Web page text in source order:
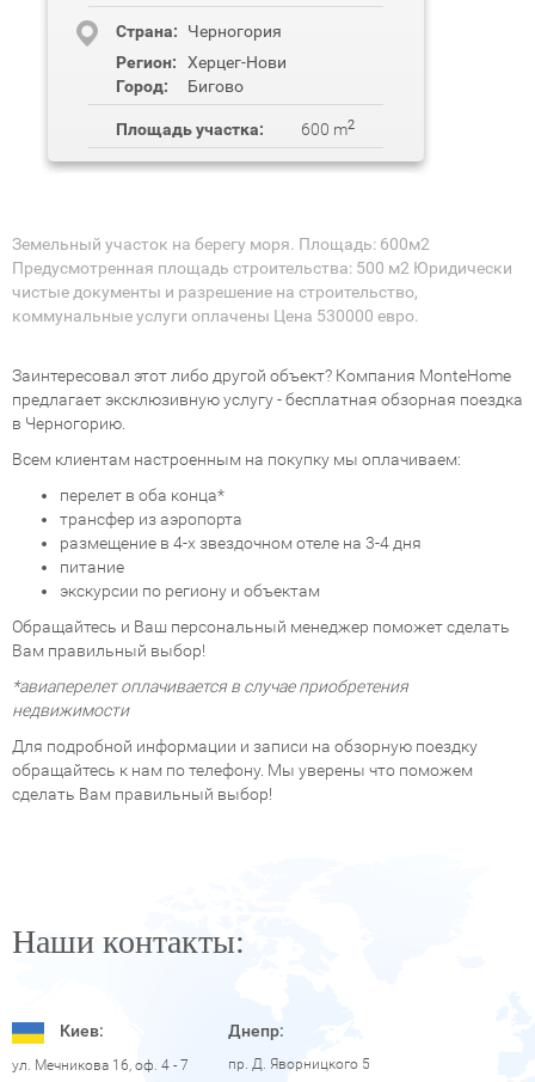
Cтрана:
Черногория
Регион:
Херцег-Нови
Город:
Бигово
Площадь участка: 600 m2
Земельный участок на берегу моря. Площадь: 600м2
Предусмотренная площадь строительства: 500 м2 Юридически
чистые документы и разрешение на строительство,
коммунальные услуги оплачены Цена 530000 евро.
Заинтересовал этот либо другой объект? Компания MonteHome
предлагает эксклюзивную услугу - бесплатная обзорная поездка
в Черногорию.
Всем клиентам настроенным на покупку мы оплачиваем:
перелет в оба конца*
трансфер из аэропорта
размещение в 4-х звездочном отеле на 3-4 дня
питание
экскурсии по региону и объектам
Обращайтесь и Ваш персональный менеджер поможет сделать
Вам правильный выбор!
*авиаперелет оплачивается в случае приобретения
недвижимости
Для подробной информации и записи на обзорную поездку
обращайтесь к нам по телефону. Мы уверены что поможем
сделать Вам правильный выбор!
Наши контакты:
Киев:
ул. Мечникова 16, оф. 4 - 7
Днепр:
пр. Д. Яворницкого 5